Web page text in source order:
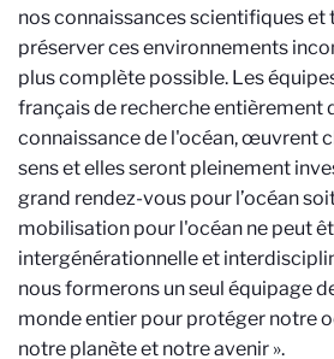
nos connaissances scientifiques
préserver ces environnements
plus complète possible. Les
français de recherche entièrement
connaissance de l'océan, œuvrent
sens et elles seront pleinement
grand rendez-vous pour l’océan
mobilisation pour l'océan ne peut
intergénérationnelle et
nous formerons un seul équipage
monde entier pour protéger notre
notre planète et notre avenir ».